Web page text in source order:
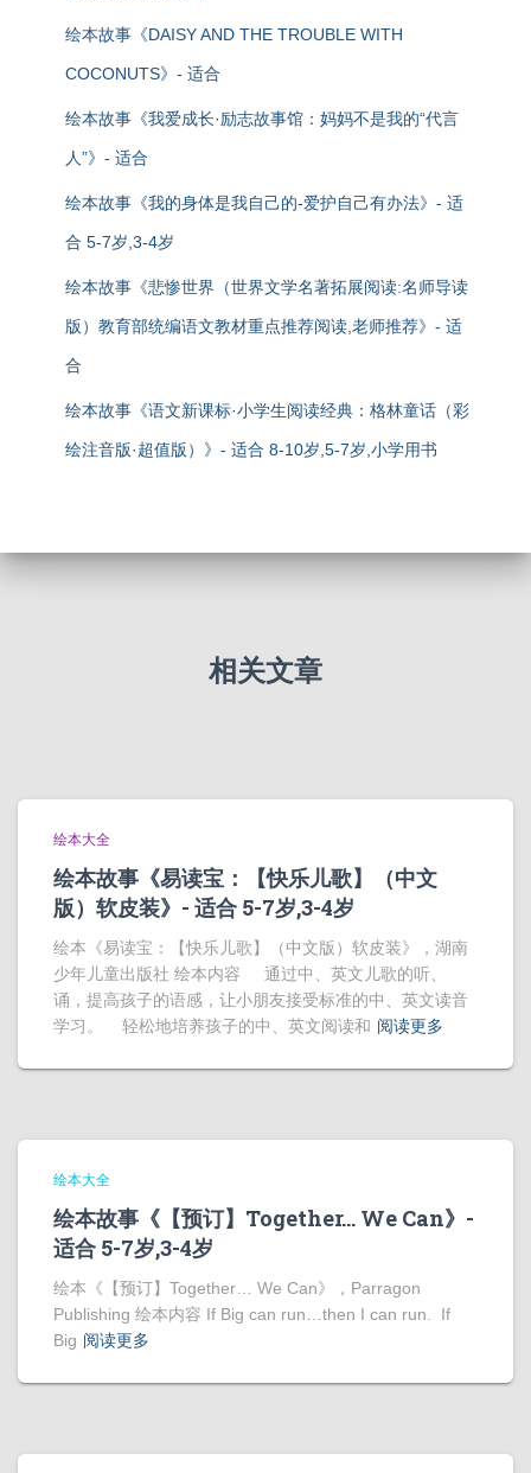
绘本故事《DAISY AND THE TROUBLE WITH
COCONUTS》- 适合
绘本故事《我爱成长·励志故事馆：妈妈不是我的“代言
人”》- 适合
绘本故事《我的身体是我自己的-爱护自己有办法》- 适
合 5-7岁,3-4岁
绘本故事《悲惨世界（世界文学名著拓展阅读:名师导读
版）教育部统编语文教材重点推荐阅读,老师推荐》- 适
合
绘本故事《语文新课标·小学生阅读经典：格林童话（彩
绘注音版·超值版）》- 适合 8-10岁,5-7岁,小学用书
相关文章
绘本大全
绘本故事《易读宝：【快乐儿歌】（中文
版）软皮装》- 适合 5-7岁,3-4岁
绘本《易读宝：【快乐儿歌】（中文版）软皮装》，湖南
少年儿童出版社 绘本内容 通过中、英文儿歌的听、
诵，提高孩子的语感，让小朋友接受标准的中、英文读音
学习。 轻松地培养孩子的中、英文阅读和 阅读更多
绘本大全
绘本故事《【预订】Together… We Can》-
适合 5-7岁,3-4岁
绘本《【预订】Together… We Can》，Parragon
Publishing 绘本内容 If Big can run…then I can run. If
Big 阅读更多